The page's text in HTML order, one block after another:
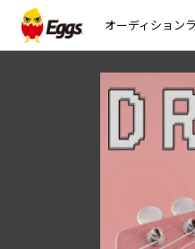
オーディション